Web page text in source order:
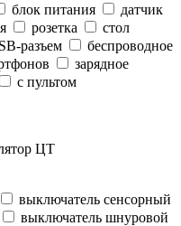
блок питания
датчик
розетка
стол
разъем
беспроводное
зарядное
с пультом
ЦТ
выключатель сенсорный
выключатель шнуровой